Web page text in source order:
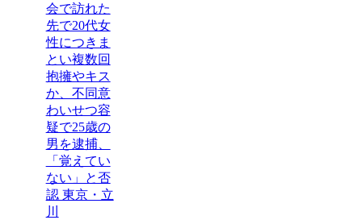
会で訪れた
先で20代女
性につきま
とい複数回
抱擁やキス
か、不同意
わいせつ容
疑で25歳の
男を逮捕、
「覚えてい
ない」と否
認 東京・立
川